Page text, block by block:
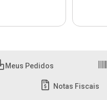
Meus Pedidos
Notas Fiscais